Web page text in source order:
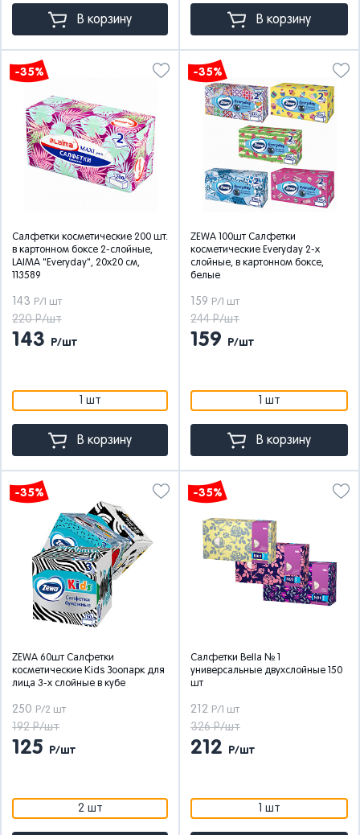
В корзину В корзину
-35%
Салфетки косметические 200 шт.
в картонном боксе 2-слойные,
LAIMA "Everyday", 20х20 см,
113589
143 Р/1 шт
220 Р/шт
143 Р/шт
1 шт
В корзину
-35%
ZEWA 100шт Салфетки
косметические Everyday 2-х
слойные, в картонном боксе,
белые
159 Р/1 шт
244 Р/шт
159 Р/шт
1 шт
В корзину
-35%
ZEWA 60шт Салфетки
косметические Kids Зоопарк для
лица 3-х слойные в кубе
250 Р/2 шт
192 Р/шт
125 Р/шт
2 шт
-35%
Салфетки Bella № 1
универсальные двухслойные 150
шт
212 Р/1 шт
326 Р/шт
212 Р/шт
1 шт